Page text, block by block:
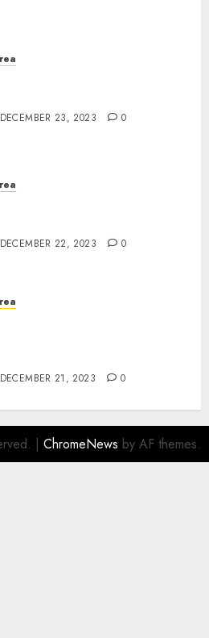
DECEMBER 23, 2023 0
DECEMBER 22, 2023 0
DECEMBER 21, 2023 0
| ChromeNews by AF themes.